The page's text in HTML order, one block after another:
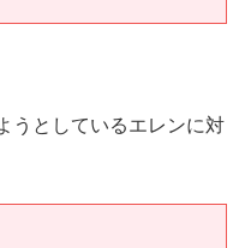
うとしているエレンに対